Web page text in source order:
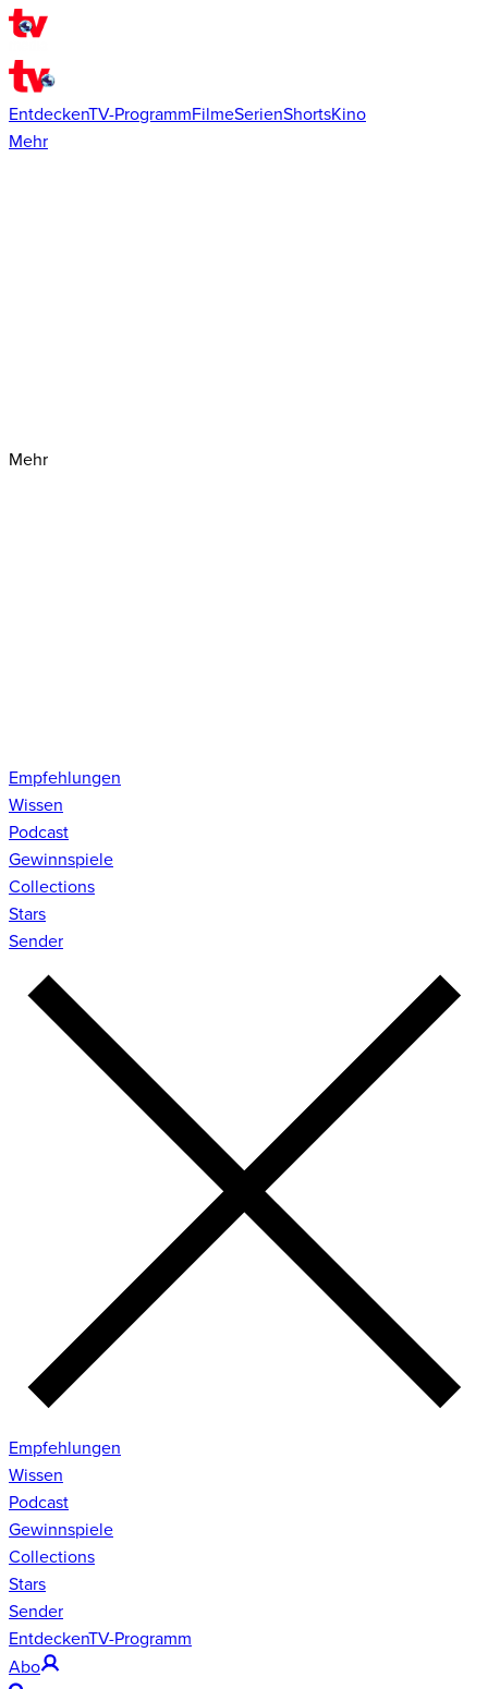
EntdeckenTV-ProgrammFilmeSerienShortsKino
Mehr
Mehr
Empfehlungen
Wissen
Podcast
Gewinnspiele
Collections
Stars
Sender
Empfehlungen
Wissen
Podcast
Gewinnspiele
Collections
Stars
Sender
EntdeckenTV-Programm
Abo